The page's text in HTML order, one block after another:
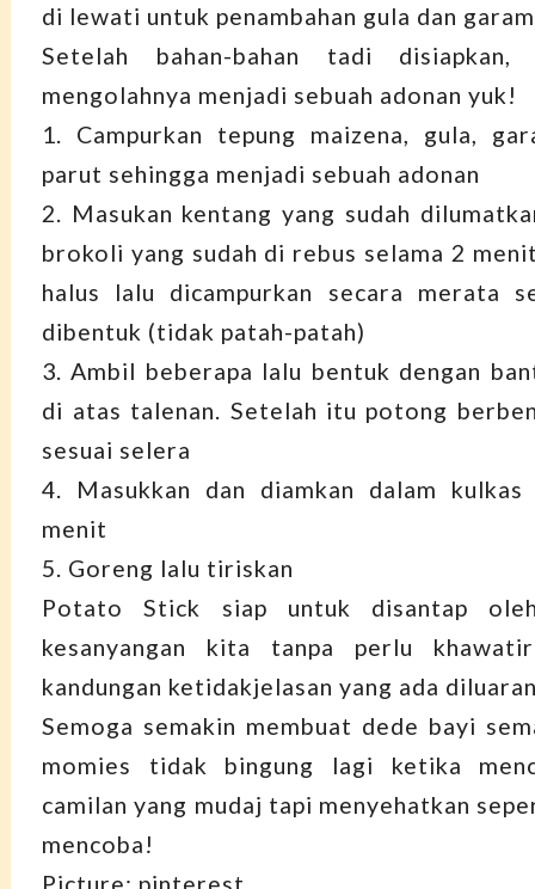
di lewati untuk penambahan gula dan
Setelah bahan-bahan tadi
mengolahnya menjadi sebuah adonan yuk!
1. Campurkan tepung maizena, gula,
parut sehingga menjadi sebuah adonan
2. Masukan kentang yang sudah
brokoli yang sudah di rebus selama 2
halus lalu dicampurkan secara merata
dibentuk (tidak patah-patah)
3. Ambil beberapa lalu bentuk dengan
di atas talenan. Setelah itu potong
sesuai selera
4. Masukkan dan diamkan dalam kulkas
menit
5. Goreng lalu tiriskan
Potato Stick siap untuk disantap
kesanyangan kita tanpa perlu
kandungan ketidakjelasan yang ada
Semoga semakin membuat dede bayi
momies tidak bingung lagi ketika
camilan yang mudaj tapi menyehatkan
mencoba!